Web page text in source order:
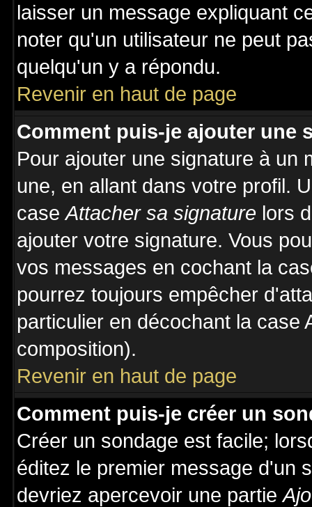
laisser un message expliquant
noter qu'un utilisateur ne peut
quelqu'un y a répondu.
Revenir en haut de page
Comment puis-je ajouter une
Pour ajouter une signature à un
une, en allant dans votre profil.
caseAttacher sa signature lors
ajouter votre signature. Vous
vos messages en cochant la
pourrez toujours empêcher
particulier en décochant la case
composition).
Revenir en haut de page
Comment puis-je créer un
Créer un sondage est facile;
éditez le premier message d'un
devriez apercevoir une partie